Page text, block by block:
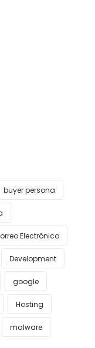
buyer persona
Electrónico
Development
google
Hosting
malware